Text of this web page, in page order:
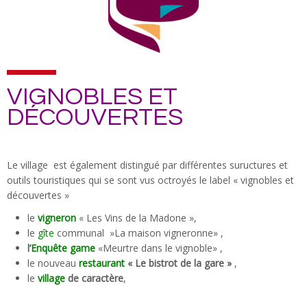
VIGNOBLES ET
DÉCOUVERTES
Le village est également distingué par différentes suructures et
outils touristiques qui se sont vus octroyés le label « vignobles et
découvertes »
le vigneron « Les Vins de la Madone »,
le gîte communal »La maison vigneronne» ,
l’Enquête game «Meurtre dans le vignoble» ,
le nouveau restaurant « Le bistrot de la gare » ,
le village de caractère,